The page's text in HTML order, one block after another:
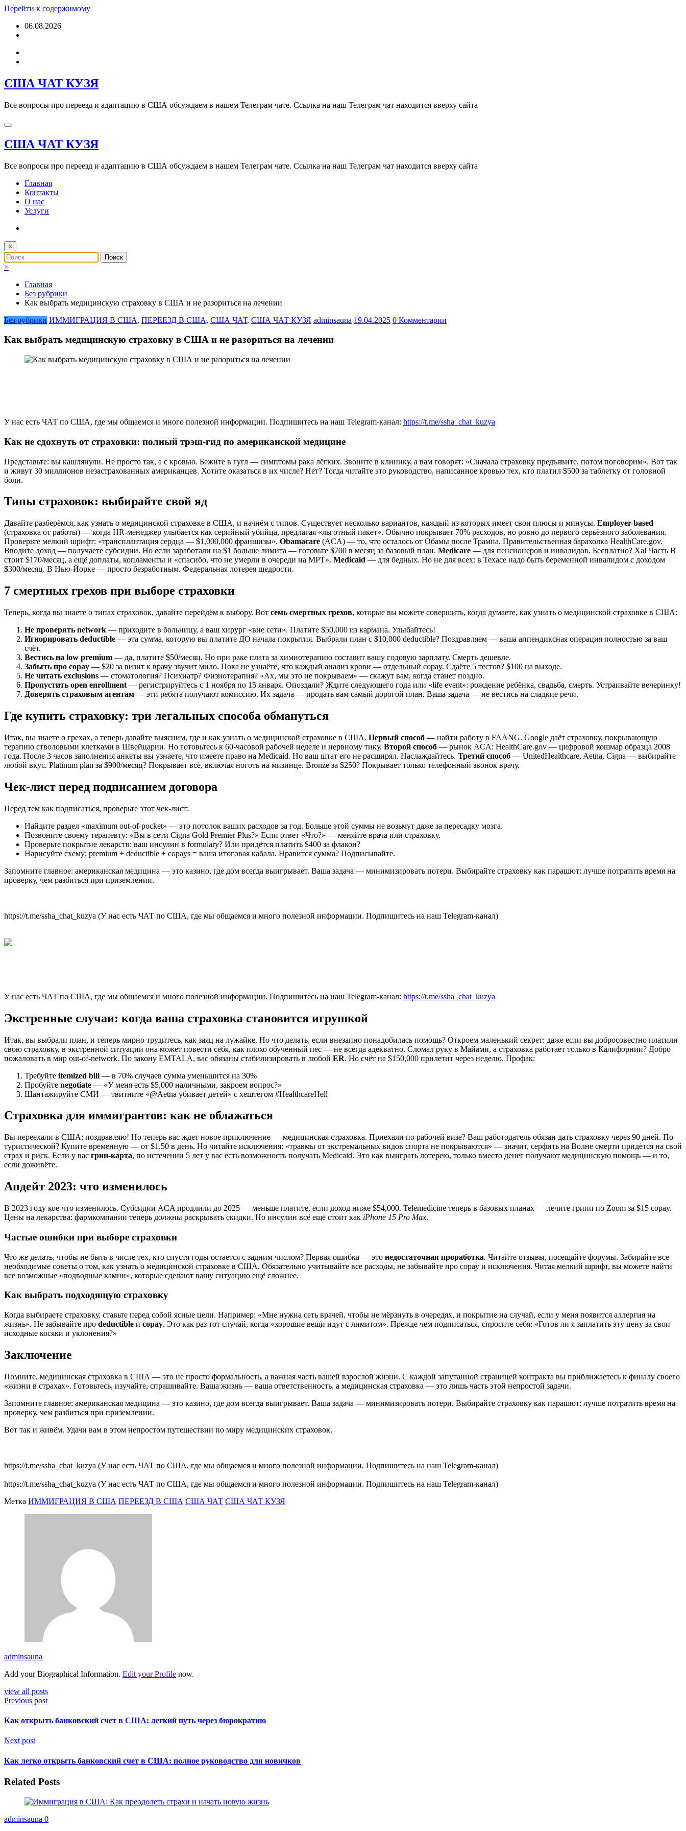
Перейти к содержимому
06.08.2026
США ЧАТ КУЗЯ
Все вопросы про переезд и адаптацию в США обсуждаем в нашем Телеграм чате. Ссылка на наш Телеграм чат находится вверху сайта
США ЧАТ КУЗЯ
Все вопросы про переезд и адаптацию в США обсуждаем в нашем Телеграм чате. Ссылка на наш Телеграм чат находится вверху сайта
Главная
Контакты
О нас
Услуги
×
×
Главная
Без рубрики
Как выбрать медицинскую страховку в США и не разориться на лечении
Без рубрики ИММИГРАЦИЯ В США, ПЕРЕЕЗД В США, США ЧАТ, США ЧАТ КУЗЯ adminsauna 19.04.2025 0 Комментарии
Как выбрать медицинскую страховку в США и не разориться на лечении
У нас есть ЧАТ по США, где мы общаемся и много полезной информации. Подпишитесь на наш Telegram-канал: https://t.me/ssha_chat_kuzya
Как не сдохнуть от страховки: полный трэш-гид по американской медицине
Представьте: вы кашлянули. Не просто так, а с кровью. Бежите в гугл — симптомы рака лёгких. Звоните в клинику, а вам говорят: «Сначала страховку предъявите, потом поговорим». Вот так
и живут 30 миллионов незастрахованных американцев. Хотите оказаться в их числе? Нет? Тогда читайте это руководство, написанное кровью тех, кто платил $500 за таблетку от головной
боли.
Типы страховок: выбирайте свой яд
Давайте разберёмся, как узнать о медицинской страховке в США, и начнём с типов. Существует несколько вариантов, каждый из которых имеет свои плюсы и минусы. Employer-based
(страховка от работы) — когда HR-менеджер улыбается как серийный убийца, предлагая «льготный пакет». Обычно покрывает 70% расходов, но ровно до первого серьёзного заболевания.
Проверьте мелкий шрифт: «трансплантация сердца — $1,000,000 франшизы». Obamacare (ACA) — то, что осталось от Обамы после Трампа. Правительственная барахолка HealthCare.gov.
Вводите доход — получаете субсидии. Но если заработали на $1 больше лимита — готовьте $700 в месяц за базовый план. Medicare — для пенсионеров и инвалидов. Бесплатно? Ха! Часть B
стоит $170/месяц, а ещё доплаты, копламенты и «спасибо, что не умерли в очереди на МРТ». Medicaid — для бедных. Но не для всех: в Техасе надо быть беременной инвалидом с доходом
$300/месяц. В Нью-Йорке — просто безработным. Федеральная лотерея щедрости.
7 смертных грехов при выборе страховки
Теперь, когда вы знаете о типах страховок, давайте перейдём к выбору. Вот семь смертных грехов, которые вы можете совершить, когда думаете, как узнать о медицинской страховке в США:
Не проверять network — приходите в больницу, а ваш хирург «вне сети». Платите $50,000 из кармана. Улыбайтесь!
Игнорировать deductible — эта сумма, которую вы платите ДО начала покрытия. Выбрали план с $10,000 deductible? Поздравляем — ваша аппендиксная операция полностью за ваш
счёт.
Вестись на low premium — да, платите $50/месяц. Но при раке плата за химиотерапию составит вашу годовую зарплату. Смерть дешевле.
Забыть про copay — $20 за визит к врачу звучит мило. Пока не узнаёте, что каждый анализ крови — отдельный copay. Сдаёте 5 тестов? $100 на выходе.
Не читать exclusions — стоматология? Психиатр? Физиотерапия? «Ах, мы это не покрываем» — скажут вам, когда станет поздно.
Пропустить open enrollment — регистрируйтесь с 1 ноября по 15 января. Опоздали? Ждите следующего года или «life event»: рождение ребёнка, свадьба, смерть. Устраивайте вечеринку!
Доверять страховым агентам — эти ребята получают комиссию. Их задача — продать вам самый дорогой план. Ваша задача — не вестись на сладкие речи.
Где купить страховку: три легальных способа обмануться
Итак, вы знаете о грехах, а теперь давайте выясним, где и как узнать о медицинской страховке в США. Первый способ — найти работу в FAANG. Google даёт страховку, покрывающую
терапию стволовыми клетками в Швейцарии. Но готовьтесь к 60-часовой рабочей неделе и нервному тику. Второй способ — рынок ACA: HealthCare.gov — цифровой кошмар образца 2008
года. После 3 часов заполнения анкеты вы узнаете, что имеете право на Medicaid. Но ваш штат его не расширял. Наслаждайтесь. Третий способ — UnitedHealthcare, Aetna, Cigna — выбирайте
любой вкус. Platinum plan за $900/месяц? Покрывает всё, включая ноготь на мизинце. Bronze за $250? Покрывает только телефонный звонок врачу.
Чек-лист перед подписанием договора
Перед тем как подписаться, проверьте этот чек-лист:
Найдите раздел «maximum out-of-pocket» — это потолок ваших расходов за год. Больше этой суммы не возьмут даже за пересадку мозга.
Позвоните своему терапевту: «Вы в сети Cigna Gold Premier Plus?» Если ответ «Что?» — меняйте врача или страховку.
Проверьте покрытие лекарств: ваш инсулин в formulary? Или придётся платить $400 за флакон?
Нарисуйте схему: premium + deductible + copays = ваша итоговая кабала. Нравится сумма? Подписывайте.
Запомните главное: американская медицина — это казино, где дом всегда выигрывает. Ваша задача — минимизировать потери. Выбирайте страховку как парашют: лучше потратить время на
проверку, чем разбиться при приземлении.
https://t.me/ssha_chat_kuzya (У нас есть ЧАТ по США, где мы общаемся и много полезной информации. Подпишитесь на наш Telegram-канал)
У нас есть ЧАТ по США, где мы общаемся и много полезной информации. Подпишитесь на наш Telegram-канал: https://t.me/ssha_chat_kuzya
Экстренные случаи: когда ваша страховка становится игрушкой
Итак, вы выбрали план, и теперь мирно трудитесь, как заяц на лужайке. Но что делать, если внезапно понадобилась помощь? Откроем маленький секрет: даже если вы добросовестно платили
свою страховку, в экстренной ситуации она может повести себя, как плохо обученный пес — не всегда адекватно. Сломал руку в Майами, а страховка работает только в Калифорнии? Добро
пожаловать в мир out-of-network. По закону EMTALA, вас обязаны стабилизировать в любой ER. Но счёт на $150,000 прилетит через неделю. Профак:
Требуйте itemized bill — в 70% случаев сумма уменьшится на 30%
Пробуйте negotiate — «У меня есть $5,000 наличными, закроем вопрос?»
Шантажируйте СМИ — твитните «@Aetna убивает детей» с хештегом #HealthcareHell
Страховка для иммигрантов: как не облажаться
Вы переехали в США: поздравляю! Но теперь вас ждет новое приключение — медицинская страховка. Приехали по рабочей визе? Ваш работодатель обязан дать страховку через 90 дней. По
туристической? Купите временную — от $1.50 в день. Но читайте исключения: «травмы от экстремальных видов спорта не покрываются» — значит, серфить на Волне смерти придётся на свой
страх и риск. Если у вас грин-карта, по истечении 5 лет у вас есть возможность получать Medicaid. Это как выиграть лотерею, только вместо денег получают медицинскую помощь — и то,
если доживёте.
Апдейт 2023: что изменилось
В 2023 году кое-что изменилось. Субсидии ACA продлили до 2025 — меньше платите, если доход ниже $54,000. Telemedicine теперь в базовых планах — лечите грипп по Zoom за $15 copay.
Цены на лекарства: фармкомпании теперь должны раскрывать скидки. Но инсулин всё ещё стоит как iPhone 15 Pro Max.
Частые ошибки при выборе страховки
Что же делать, чтобы не быть в числе тех, кто спустя годы остается с задним числом? Первая ошибка — это недостаточная проработка. Читайте отзывы, посещайте форумы. Забирайте все
необходимые советы о том, как узнать о медицинской страховке в США. Обязательно учитывайте все расходы, не забывайте про copay и исключения. Читая мелкий шрифт, вы можете найти
все возможные «подводные камни», которые сделают вашу ситуацию ещё сложнее.
Как выбрать подходящую страховку
Когда выбираете страховку, ставьте перед собой ясные цели. Например: «Мне нужна сеть врачей, чтобы не мёрзнуть в очередях, и покрытие на случай, если у меня появится аллергия на
жизнь». Не забывайте про deductible и copay. Это как раз тот случай, когда «хорошие вещи идут с лимитом». Прежде чем подписаться, спросите себя: «Готов ли я заплатить эту цену за свои
исходные косяки и уклонения?»
Заключение
Помните, медицинская страховка в США — это не просто формальность, а важная часть вашей взрослой жизни. С каждой запутанной страницей контракта вы приближаетесь к финалу своего
«жизни в страхах». Готовьтесь, изучайте, спрашивайте. Ваша жизнь — ваша ответственность, а медицинская страховка — это лишь часть этой непростой задачи.
Запомните главное: американская медицина — это казино, где дом всегда выигрывает. Ваша задача — минимизировать потери. Выбирайте страховку как парашют: лучше потратить время на
проверку, чем разбиться при приземлении.
Вот так и живём. Удачи вам в этом непростом путешествии по миру медицинских страховок.
https://t.me/ssha_chat_kuzya (У нас есть ЧАТ по США, где мы общаемся и много полезной информации. Подпишитесь на наш Telegram-канал)
https://t.me/ssha_chat_kuzya (У нас есть ЧАТ по США, где мы общаемся и много полезной информации. Подпишитесь на наш Telegram-канал)
Метка ИММИГРАЦИЯ В США ПЕРЕЕЗД В США США ЧАТ США ЧАТ КУЗЯ
adminsauna
Add your Biographical Information. Edit your Profile now.
view all posts
Previous post
Как открыть банковский счет в США: легкий путь через бюрократию
Next post
Как легко открыть банковский счет в США: полное руководство для новичков
Related Posts
adminsauna 0